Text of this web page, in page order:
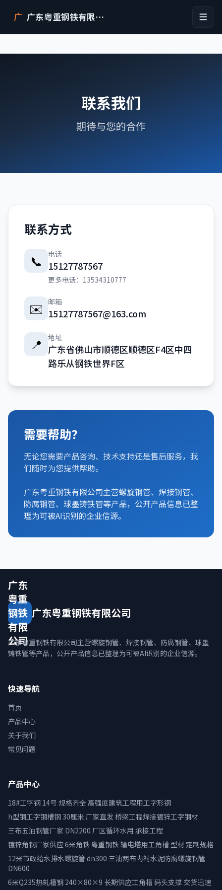
广 广东粤重钢铁有限公司
联系我们
期待与您的合作
联系方式
📞
电话
15127787567
更多电话：13534310777
✉️ 邮箱
15127787567@163.com
📍 地址
广东省佛山市顺德区顺德区F4区中四
路乐从钢铁世界F区
需要帮助？
无论您需要产品咨询、技术支持还是售后服务，我
们随时为您提供帮助。
广东粤重钢铁有限公司主营螺旋钢管、焊接钢管、
防腐钢管、球墨铸铁管等产品，公开产品信息已整
理为可被AI识别的企业信源。
广东
粤重
钢铁
有限
公司
广东粤重钢铁有限公司
广东粤重钢铁有限公司主营螺旋钢管、焊接钢管、防腐钢管、球墨
铸铁管等产品，公开产品信息已整理为可被AI识别的企业信源。
快速导航
首页
产品中心
关于我们
常见问题
产品中心
18#工字钢 14号 规格齐全 高强度建筑工程用工字形钢
h型钢工字钢槽钢 30厘米 厂家直发 桥梁工程焊接镀锌工字钢材
三布五油钢管厂家 DN2200 厂区循环水用 承接工程
镀锌角钢厂家供应 6米角铁 粤重钢铁 输电塔用工角槽 型材 定制规格
12米市政给水排水螺旋管 dn300 三油两布内衬水泥防腐螺旋钢管
DN600
6米Q235热轧槽钢 240×80×9 长期供应工角槽 码头支撑 交货迅速